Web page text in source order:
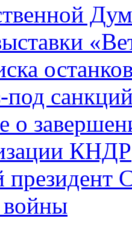
под
о
КНДР
войны